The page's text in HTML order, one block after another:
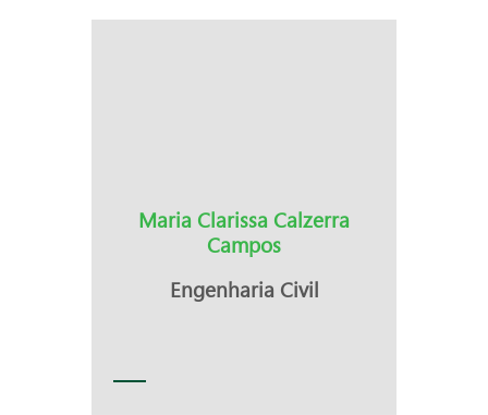
Maria Clarissa Calzerra
Campos
Engenharia Civil